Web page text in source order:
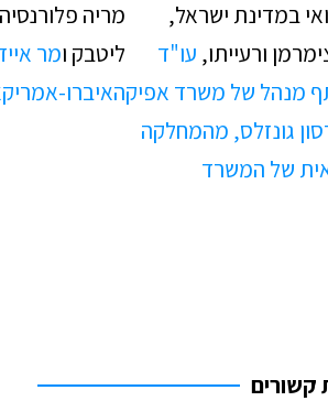
במדינת ישראל,
ורעייתו, עו"ד
מנהל של משרד אפיק
גונזלס, מהמחלקה
של המשרד
מריה
ליטבק ומר
האיברו-
קשורים